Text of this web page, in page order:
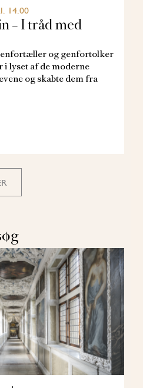
14.00
– I tråd med
og genfortolker
i lyset af de moderne
og skabte dem fra